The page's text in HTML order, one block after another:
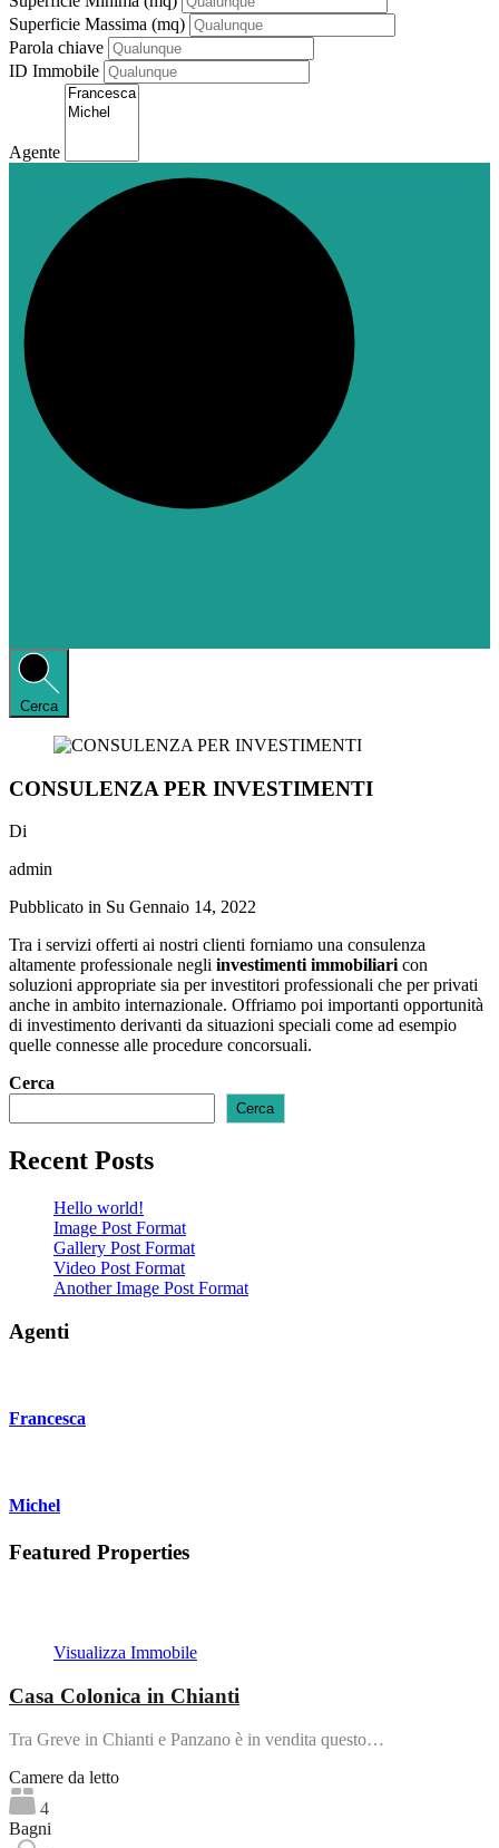
Superficie Massima (mq)
Parola chiave
ID Immobile
Agente
Cerca
CONSULENZA PER INVESTIMENTI
Di
admin
Pubblicato in Su Gennaio 14, 2022
Tra i servizi offerti ai nostri clienti forniamo una consulenza
altamente professionale negli investimenti immobiliaricon
soluzioni appropriate sia per investitori professionali che per privati
anche in ambito internazionale. Offriamo poi importanti opportunità
di investimento derivanti da situazioni speciali come ad esempio
quelle connesse alle procedure concorsuali.
Cerca
Cerca
Recent Posts
Hello world!
Image Post Format
Gallery Post Format
Video Post Format
Another Image Post Format
Agenti
Francesca
Michel
Featured Properties
Visualizza Immobile
Casa Colonica in Chianti
Tra Greve in Chianti e Panzano è in vendita questo…
Camere da letto
4
Bagni